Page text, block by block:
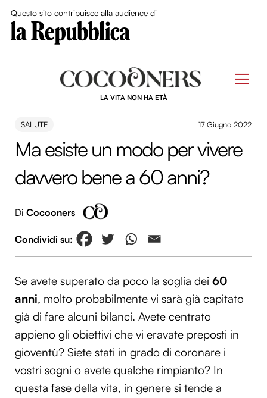
Questo sito contribuisce alla audience di
LA VITA NON HA ETÀ
SALUTE 17 Giugno 2022
Ma esiste un modo per vivere
davvero bene a 60 anni?
Di Cocooners
Se avete superato da poco la soglia dei 60
anni, molto probabilmente vi sarà già capitato
già di fare alcuni bilanci. Avete centrato
appieno gli obiettivi che vi eravate preposti in
gioventù? Siete stati in grado di coronare i
vostri sogni o avete qualche rimpianto? In
questa fase della vita, in genere si tende a